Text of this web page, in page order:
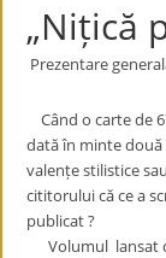
„Nițică
Prezentare
Când o carte de
dată în minte
valențe stilistice
cititorului că ce a
publicat ?
Volumul lansat